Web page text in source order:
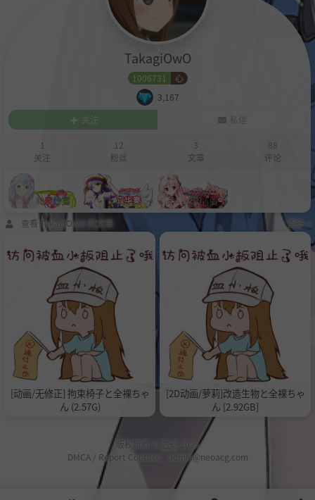
TakagiOwO
1006731
心
3,167
关注
私信
1
关注
12
粉丝
3
文章
88
评论
查看 TakagiOwO 的文章 更多 »
[动画/无修正] 拘束椅子と全裸ちゃ
ん (2.57G)
[2D动画/萝莉]改造生物と全裸ちゃ
ん [2.92GB]
版权所有 © 芯幻
2025
DMCA / Report Contact：admin@neoacg.com